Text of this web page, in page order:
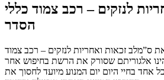
לנזקים – רכב צמוד כללי
הסדר
ס”מלב זכאות ואחריות לנזקים – רכב צמוד
אלגוריתם שסורק את הרשת בחיפוש אחר
אחד בחיי היום יום המנוע מיועד לחסוך את